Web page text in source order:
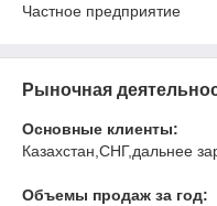
Частное предприятие
Рыночная
Основные клиенты:
Казахстан,СНГ,дальнее
Объемы продаж за год: